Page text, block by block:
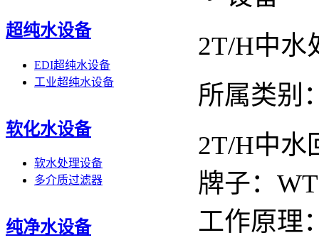
超纯水设备
EDI超纯水设备
工业超纯水设备
软化水设备
软水处理设备
多介质过滤器
纯净水设备
2T/H中水
所属类别
2T/H中水
牌子：
工作原理